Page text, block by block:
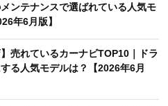
メンテナンスで選ばれている人気モ
年6月版】
】売れているカーナビTOP10｜ドラ
る人気モデルは？【2026年6月